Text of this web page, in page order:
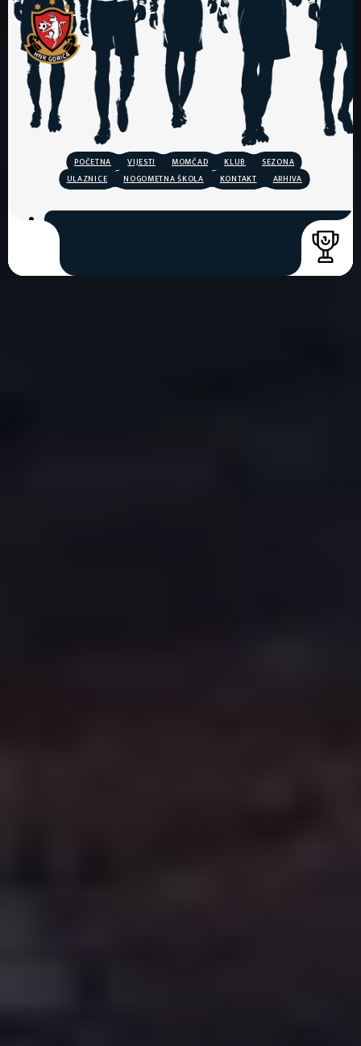
POČETNA VIJESTI MOMČAD KLUB
SEZONA
ULAZNICE
NOGOMETNA ŠKOLA KONTAKT ARHIVA